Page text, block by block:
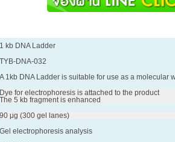
1 kb DNA Ladder
TYB-DNA-032
A 1kb DNA Ladder is suitable for use as a molecular
Dye for electrophoresis is attached to the product
90 μg (300 gel lanes)
Gel electrophoresis analysis